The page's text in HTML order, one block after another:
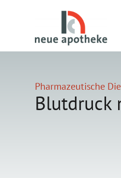
Pharmazeutische
Blutdruck